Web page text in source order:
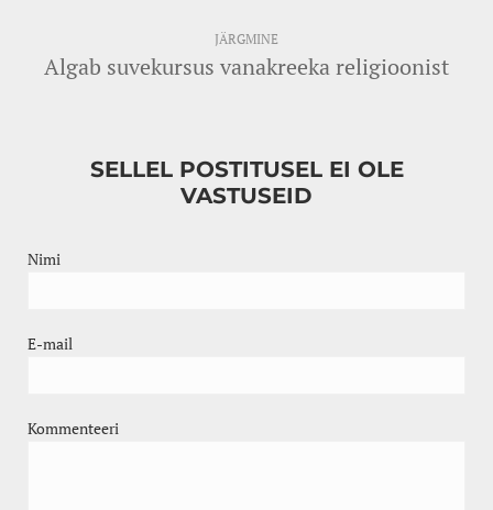
JÄRGMINE
Algab suvekursus vanakreeka religioonist
SELLEL POSTITUSEL EI OLE
VASTUSEID
Nimi
E-mail
Kommenteeri